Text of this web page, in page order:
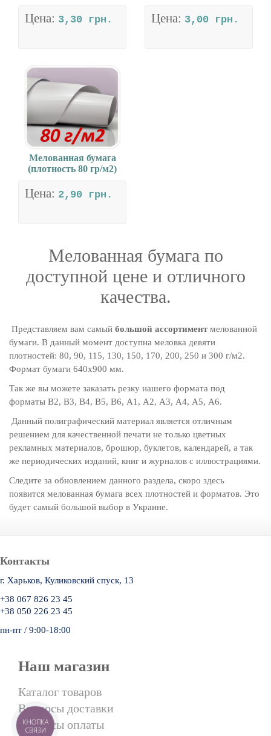
Цена: 3,30 грн. Цена: 3,00 грн.
Мелованная бумага
(плотность 80 гр/м2)
Цена: 2,90 грн.
Мелованная бумага по
доступной цене и отличного
качества.
Представляем вам самый большой ассортиментмелованной
бумаги. В данный момент доступна меловка девяти
плотностей: 80, 90, 115, 130, 150, 170, 200, 250 и 300 г/м2.
Формат бумаги 640х900 мм.
Так же вы можете заказать резку нашего формата под
форматы В2, В3, В4, В5, В6, А1, А2, А3, А4, А5, А6.
Данный полиграфический материал является отличным
решением для качественной печати не только цветных
рекламных материалов, брошюр, буклетов, календарей, а так
же периодических изданий, книг и журналов с иллюстрациями.
Следите за обновлением данного раздела, скоро здесь
появится мелованная бумага всех плотностей и форматов. Это
будет самый большой выбор в Украине.
Наш магазин
Каталог товаров
Вопросы доставки
Вопросы оплаты
Контакты
г. Харьков, Куликовский спуск, 13
+38 067 826 23 45
+38 050 226 23 45
пн-пт / 9:00-18:00
КНОПКА
СВЯЗИ